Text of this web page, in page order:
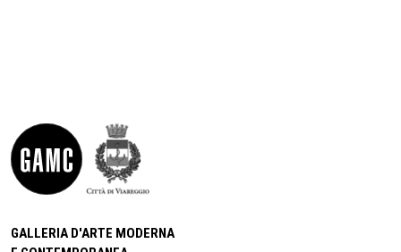
GALLERIA D'ARTE MODERNA